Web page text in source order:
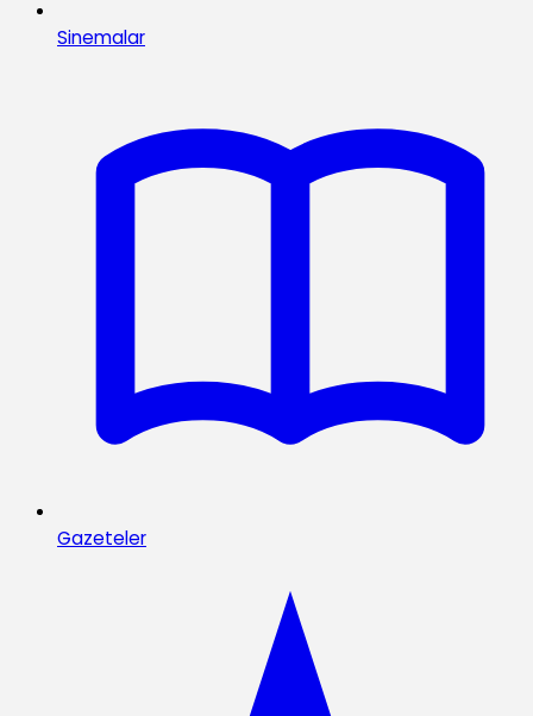
Sinemalar
Gazeteler